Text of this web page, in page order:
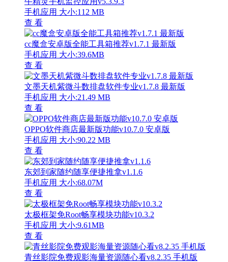
手机应用 大小:112 MB
查 看
cc魔盒安卓版全能工具箱推荐v1.7.1 最新版
手机应用 大小:39.6MB
查 看
文墨天机紫微斗数排盘软件专业v1.7.8 最新版
手机应用 大小:21.49 MB
查 看
OPPO软件商店最新版功能v10.7.0 安卓版
手机应用 大小:90.22 MB
查 看
东郊到家随约随享便捷推拿v1.1.6
手机应用 大小:68.07M
查 看
太极框架免Root畅享模块功能v10.3.2
手机应用 大小:9.61MB
查 看
青丝影院免费观影海量资源随心看v8.2.35 手机版